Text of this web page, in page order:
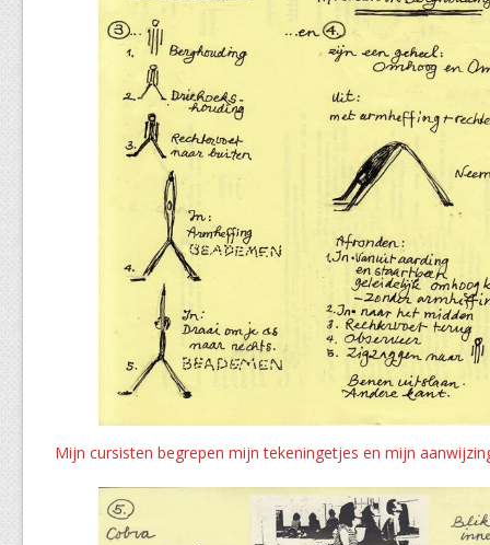
Mijn cursisten begrepen mijn tekeningetjes en mijn